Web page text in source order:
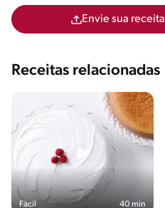
Envie sua receita
Receitas relacionadas
Fácil 40 min